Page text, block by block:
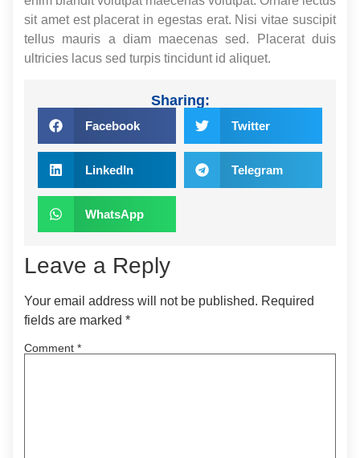
sit amet est placerat in egestas erat. Nisi vitae suscipit
tellus mauris a diam maecenas sed. Placerat duis
ultricies lacus sed turpis tincidunt id aliquet.
Sharing:
Facebook Twitter
LinkedIn Telegram
WhatsApp
Leave a Reply
Your email address will not be published. Required
fields are marked *
Comment *